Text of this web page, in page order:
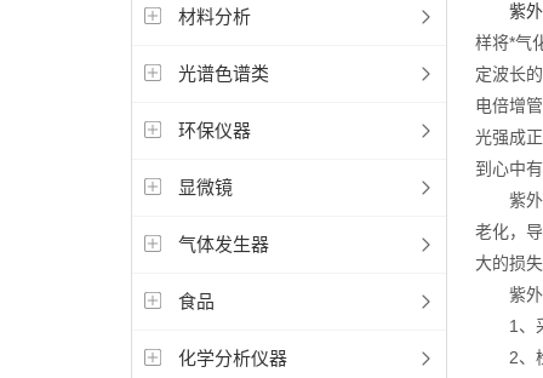
材料分析
光谱色谱类
环保仪器
显微镜
气体发生器
食品
化学分析仪器
紫
样将*气
定波长
电倍增
光强成
到心中
紫外荧
老化，
大的损
紫外
1、采
2、检